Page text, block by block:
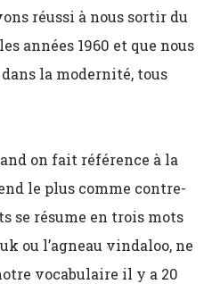
réussi à nous sortir du
années 1960 et que nous
la modernité, tous
on fait référence à la
le plus comme contre-
se résume en trois mots
ou l’agneau vindaloo, ne
vocabulaire il y a 20